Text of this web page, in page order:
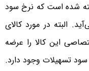
در نظر گرفته شده است که نرخ سود
به‌دست می‌آید. البته در مورد کالای
این کالا را عرضه
سود تسهیلات وجود دارد.